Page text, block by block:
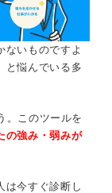
ないものですよ
と悩んでいる多
。このツールを
の強み・弱みが
は今すぐ診断し